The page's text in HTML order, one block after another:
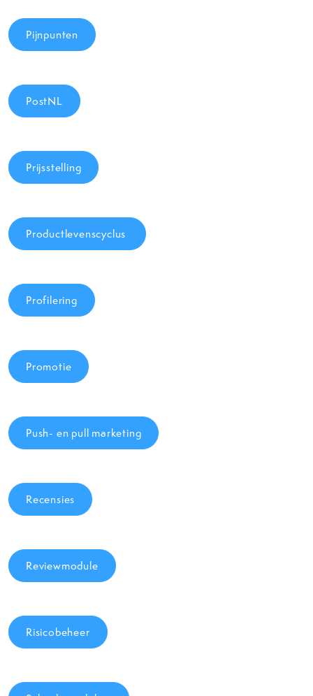
Pijnpunten
PostNL
Prijsstelling
Productlevenscyclus
Profilering
Promotie
Push- en pull marketing
Recensies
Reviewmodule
Risicobeheer